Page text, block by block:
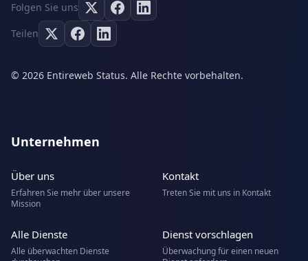
Folgen Sie uns
Teilen
© 2026 Entireweb Status. Alle Rechte vorbehalten.
Unternehmen
Über uns
Erfahren Sie mehr über unsere
Mission
Kontakt
Treten Sie mit uns in Kontakt
Alle Dienste
Alle überwachten Dienste
Dienst vorschlagen
Überwachung für einen neuen